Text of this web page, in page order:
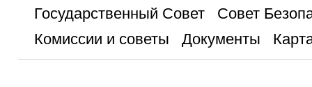
Государственный Совет
Совет
Комиссии и советы
Документы